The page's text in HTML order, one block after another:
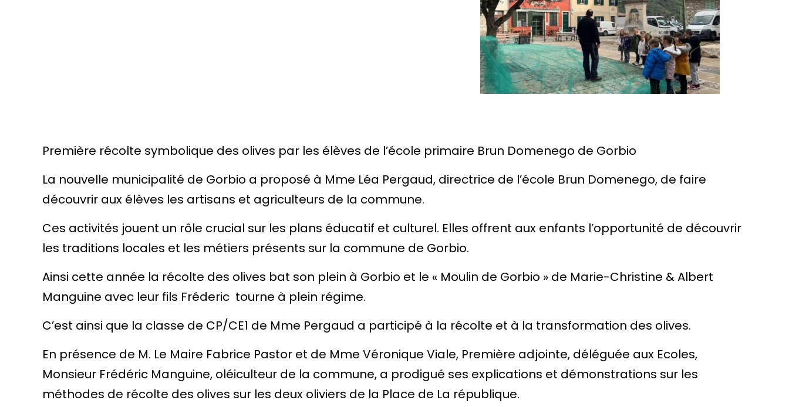
Première récolte symbolique des olives par les élèves de l’école primaire Brun Domenego de Gorbio
La nouvelle municipalité de Gorbio a proposé à Mme Léa Pergaud, directrice de l’école Brun Domenego, de faire
découvrir aux élèves les artisans et agriculteurs de la commune.
Ces activités jouent un rôle crucial sur les plans éducatif et culturel. Elles offrent aux enfants l’opportunité de découvrir
les traditions locales et les métiers présents sur la commune de Gorbio.
Ainsi cette année la récolte des olives bat son plein à Gorbio et le « Moulin de Gorbio » de Marie-Christine & Albert
Manguine avec leur fils Fréderic tourne à plein régime.
C’est ainsi que la classe de CP/CE1 de Mme Pergaud a participé à la récolte et à la transformation des olives.
En présence de M. Le Maire Fabrice Pastor et de Mme Véronique Viale, Première adjointe, déléguée aux Ecoles,
Monsieur Frédéric Manguine, oléiculteur de la commune, a prodigué ses explications et démonstrations sur les
méthodes de récolte des olives sur les deux oliviers de la Place de La république.